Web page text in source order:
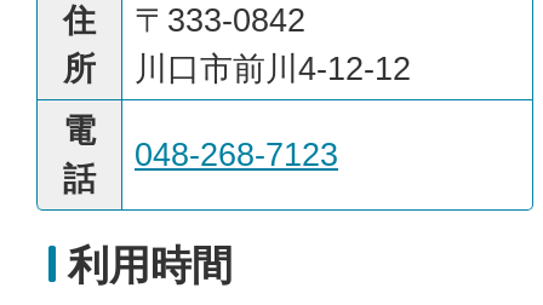
住
所
〒333-0842
川口市前川4-12-12
電
話
048-268-7123
利用時間